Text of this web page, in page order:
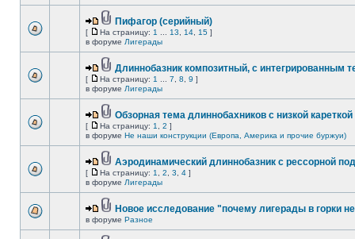
Пифагор (серийный)
[ На страницу: 1 13 14 15 ]
в форуме Лигерады
Длиннобазник композитный, с интегрированным
[ На страницу: 1 7 8 9 ]
в форуме Лигерады
Обзорная тема длиннобахников с низкой кареткой
[ На страницу: 1 2 ]
в форуме Не наши конструкции (Европа, Америка и прочие буржуи)
Аэродинамический длиннобазник с рессорной
[ На страницу: 1 2 3 4 ]
в форуме Лигерады
Новое исследование "почему лигерады в горки
в форуме Разное